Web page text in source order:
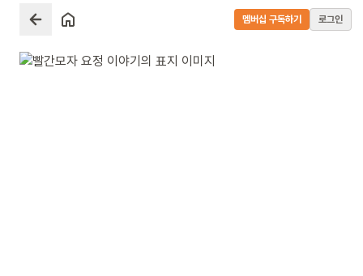
멤버십 구독하기 로그인